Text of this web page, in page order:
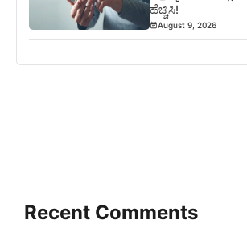
ಹೆಚ್ಚಿಸಿ!
August 9, 2026
Recent Comments